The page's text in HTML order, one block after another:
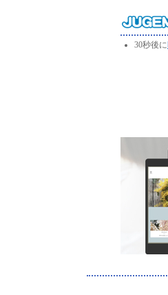
30秒後に